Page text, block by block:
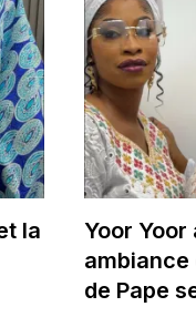
la
Yoor
de Pape